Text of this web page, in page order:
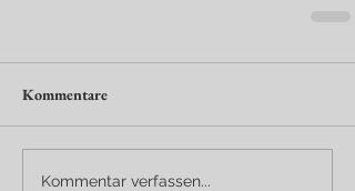
Kommentare
Kommentar verfassen...